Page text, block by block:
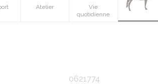
Atelier
Vie
quotidienne
0621774